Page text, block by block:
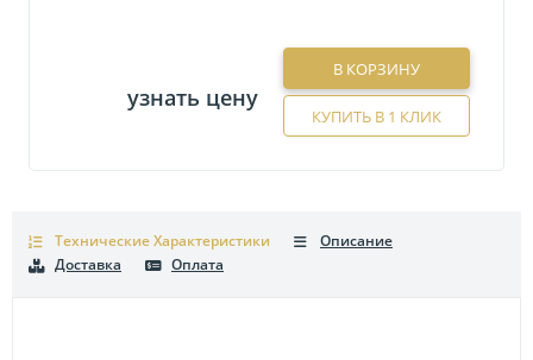
узнать цену
В КОРЗИНУ
КУПИТЬ В 1 КЛИК
Технические Характеристики
Описание
Доставка
Оплата